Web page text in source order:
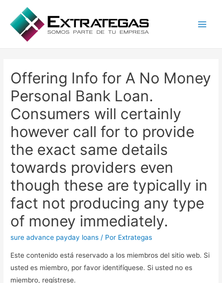
Offering Info for A No Money
Personal Bank Loan.
Consumers will certainly
however call for to provide
the exact same details
towards providers even
though these are typically in
fact not producing any type
of money immediately.
sure advance payday loans / Por Extrategas
Este contenido está reservado a los miembros del sitio web. Si
usted es miembro, por favor identifíquese. Si usted no es
miembro, regístrese.